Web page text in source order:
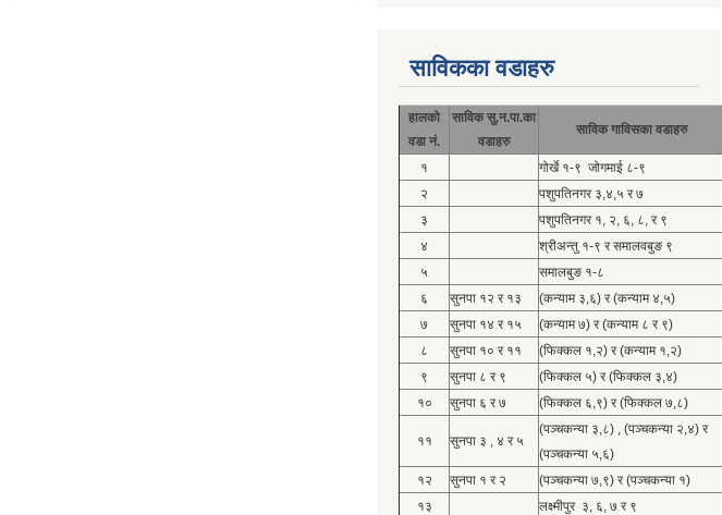
साविकका वडाहरु
हालको
वडा नं.
साविक सु.न.पा.का
वडाहरु
साविक गाविसका वडाहरु
१
गोर्खे १-९ जोगमाई ८-९
२
पशुपतिनगर ३,४,५ र ७
३
पशुपतिनगर १, २, ६, ८, र ९
४
श्रीअन्तु १-९ र समालवबुङ ९
५
समालबुङ १-८
६
सुनपा १२ र १३
(कन्याम ३,६) र (कन्याम ४,५)
७
सुनपा १४ र १५
(कन्याम ७) र (कन्याम ८ र ९)
८
सुनपा १० र ११
(फिक्कल १,२) र (कन्याम १,२)
९
सुनपा ८ र ९
(फिक्कल ५) र (फिक्कल ३,४)
१०
सुनपा ६ र ७ (फिक्कल ६,९) र (फिक्कल ७,८)
११ सुनपा ३ , ४ र ५
(पञ्चकन्या ३,८) , (पञ्चकन्या २,४) र
(पञ्चकन्या ५,६)
१२
सुनपा १ र २
(पञ्चकन्या ७,९) र (पञ्चकन्या १)
१३
लक्ष्मीपुर ३, ६, ७ र ९